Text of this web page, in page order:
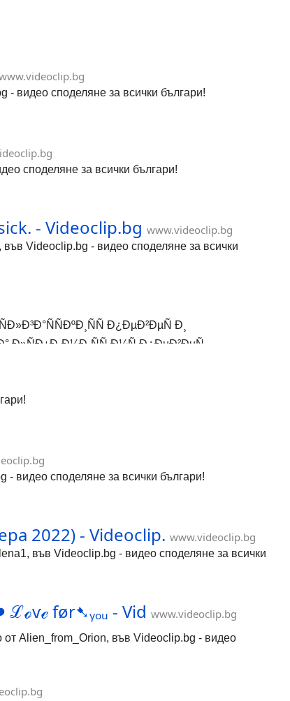
- видео споделяне за всички българи!
споделяне за всички българи!
- Videoclip.bg www.videoclip.bg
Videoclip.bg - видео споделяне за всички
Ð¿ÐµÐ²ÐµÑ Ð¸
Ð¼Ñ Ð¿ÐµÐ²ÐµÑ...
споделяне за всички българи!
2022) - Videoclip. www.videoclip.bg
във Videoclip.bg - видео споделяне за всички
før➷ᵧₒᵤ - Vid www.videoclip.bg
Alien_from_Orion, във Videoclip.bg - видео